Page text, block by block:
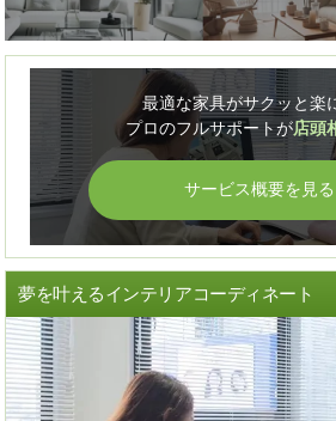
最適な家具がサクッと楽
プロのフルサポートが店頭
サービス概要を見る
夢を叶えるインテリアコーディネート